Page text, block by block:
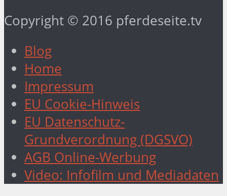
Copyright © 2016 pferdeseite.tv
Blog
Home
Impressum
EU Cookie-Hinweis
EU Datenschutz-
Grundverordnung (DGSVO)
AGB Online-Werbung
Video: Infofilm und Mediadaten